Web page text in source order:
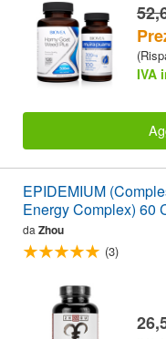
IVA
EPIDEMIUM
Energy Complex) 60
da Zhou
(3)